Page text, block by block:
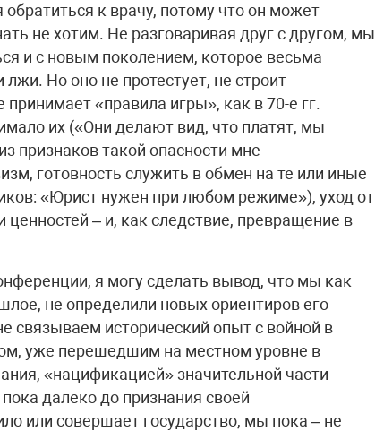
к врачу, потому что он может
не хотим. Не разговаривая друг с другом, мы
и с новым поколением, которое весьма
Но оно не протестует, не строит
«правила игры», как в 70-е гг.
их («Они делают вид, что платят, мы
признаков такой опасности мне
готовность служить в обмен на те или иные
«Юрист нужен при любом режиме»), уход от
– и, как следствие, превращение в
я могу сделать вывод, что мы как
не определили новых ориентиров его
исторический опыт с войной в
уже перешедшим на местном уровне в
«нацификацией» значительной части
далеко до признания своей
или совершает государство, мы пока – не